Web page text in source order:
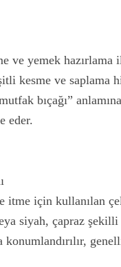
ve yemek
kesme ve saplama
bıçağı”
eder.
itme için kullanılan
siyah, çapraz
konumlandırılır,